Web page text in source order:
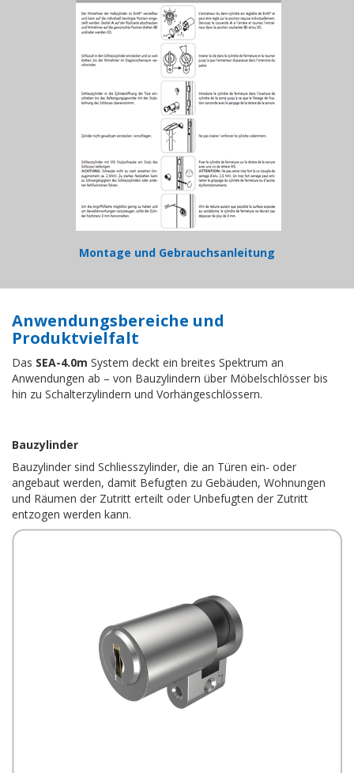
Montage und Gebrauchsanleitung
Anwendungsbereiche und
Produktvielfalt
Das SEA-4.0m System deckt ein breites Spektrum an
Anwendungen ab – von Bauzylindern über Möbelschlösser bis
hin zu Schalterzylindern und Vorhängeschlössern.
Bauzylinder
Bauzylinder sind Schliesszylinder, die an Türen ein- oder
angebaut werden, damit Befugten zu Gebäuden, Wohnungen
und Räumen der Zutritt erteilt oder Unbefugten der Zutritt
entzogen werden kann.